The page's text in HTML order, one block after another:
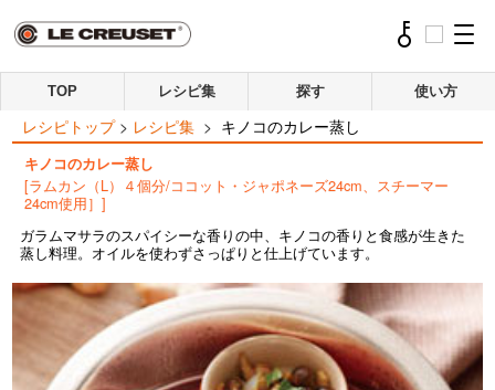
TOP レシピ集 探す 使い方
レシピトップ > レシピ集 > キノコのカレー蒸し
キノコのカレー蒸し
[ラムカン（L）４個分/ココット・ジャポネーズ24cm、スチーマー
24cm使用］]
ガラムマサラのスパイシーな香りの中、キノコの香りと食感が生きた
蒸し料理。オイルを使わずさっぱりと仕上げています。